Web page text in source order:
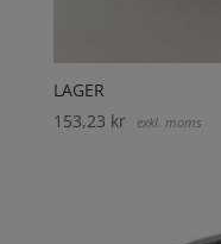
LAGER
153,23 kr exkl. moms